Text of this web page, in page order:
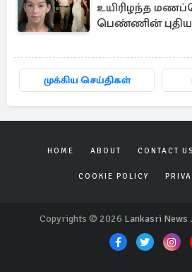
உயிரிழந்த
பெண்ணின்
முக்கிய செய்திகள்
HOME ABOUT CONTACT US
COOKIE POLICY
Copyrights © 2026 Lankasri News